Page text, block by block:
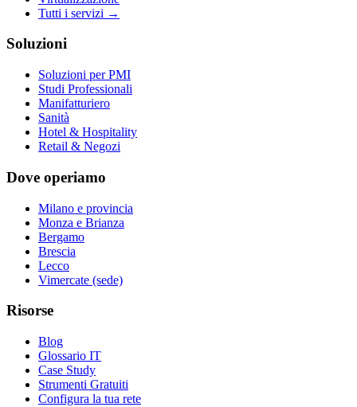
Tutti i servizi →
Soluzioni
Soluzioni per PMI
Studi Professionali
Manifatturiero
Sanità
Hotel & Hospitality
Retail & Negozi
Dove operiamo
Milano e provincia
Monza e Brianza
Bergamo
Brescia
Lecco
Vimercate (sede)
Risorse
Blog
Glossario IT
Case Study
Strumenti Gratuiti
Configura la tua rete